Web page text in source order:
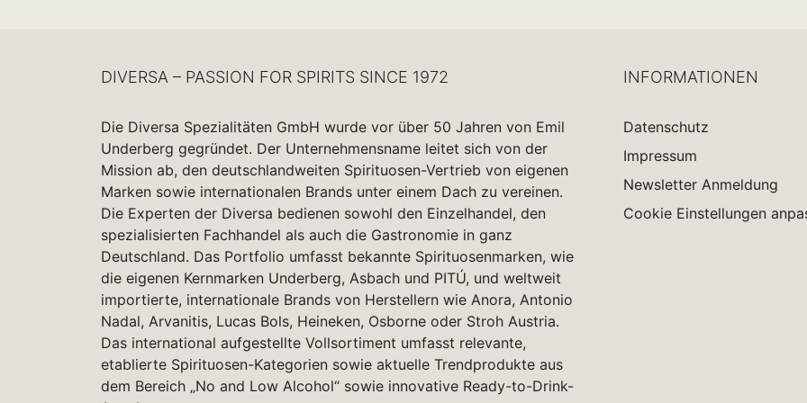
DIVERSA – PASSION FOR SPIRITS SINCE 1972
Die Diversa Spezialitäten GmbH wurde vor über 50 Jahren von Emil
Underberg gegründet. Der Unternehmensname leitet sich von der
Mission ab, den deutschlandweiten Spirituosen-Vertrieb von eigenen
Marken sowie internationalen Brands unter einem Dach zu vereinen.
Die Experten der Diversa bedienen sowohl den Einzelhandel, den
spezialisierten Fachhandel als auch die Gastronomie in ganz
Deutschland. Das Portfolio umfasst bekannte Spirituosenmarken, wie
die eigenen Kernmarken Underberg, Asbach und PITÚ, und weltweit
importierte, internationale Brands von Herstellern wie Anora, Antonio
Nadal, Arvanitis, Lucas Bols, Heineken, Osborne oder Stroh Austria.
Das international aufgestellte Vollsortiment umfasst relevante,
etablierte Spirituosen-Kategorien sowie aktuelle Trendprodukte aus
dem Bereich „No and Low Alcohol“ sowie innovative Ready-to-Drink-
INFORMATIONEN
Datenschutz
Impressum
Newsletter Anmeldung
Cookie Einstellungen